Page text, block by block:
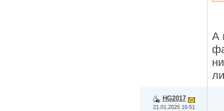
А
HG2017
21.01.2025 16:51